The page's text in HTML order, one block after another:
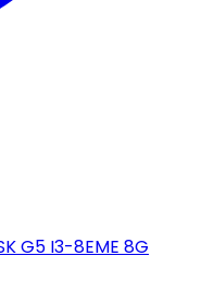
G5 I3-8EME 8G